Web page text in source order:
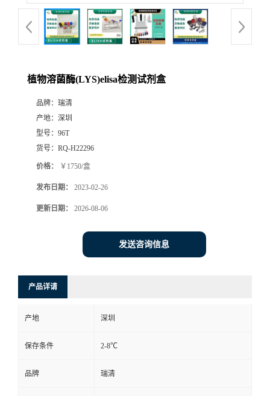
植物溶菌酶(LYS)elisa检测试剂盒
品牌： 瑞清
产地： 深圳
型号： 96T
货号： RQ-H22296
价格： ￥1750/盒
发布日期： 2023-02-26
更新日期： 2026-08-06
发送咨询信息
产品详请
产地 深圳
保存条件 2-8℃
品牌 瑞清